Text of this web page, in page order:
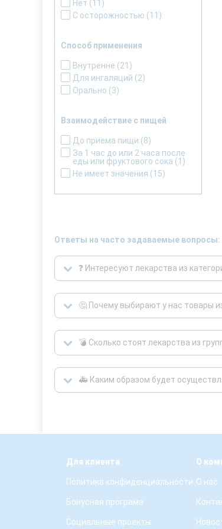
Нет (11)
С осторожностью (11)
Способ применения
Внутренне (21)
Для ингаляций (2)
Орально (3)
Взаимодействие с пищей
До приема пищи (8)
За 1 час до или 2 часа после
еды или фруктового сока (1)
Не имеет значения (15)
Ответы на часто задаваемые вопросы:
❓ Интересуют лекарства из
🤔 Почему выбирают у нас товары
💣 Сколько стоят лекарства из
🚑 Каким образом будет
Для клиента
Политика конфиденциальности
Бонусная програма
Социальные проекты
О
О нас